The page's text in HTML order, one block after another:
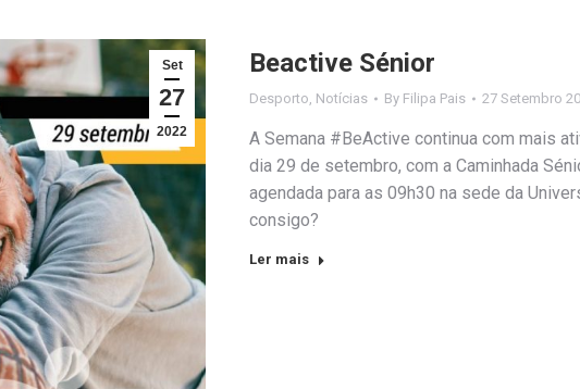
Set
27
2022
Beactive Sénior
Desporto, Notícias By Filipa Pais 27 Setembro
A Semana #BeActive continua com mais
dia 29 de setembro, com a Caminhada
agendada para as 09h30 na sede da
consigo?
Ler mais